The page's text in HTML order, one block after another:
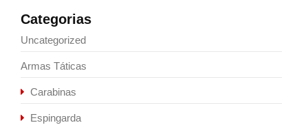
Categorias
Uncategorized
Armas Táticas
Carabinas
Espingarda